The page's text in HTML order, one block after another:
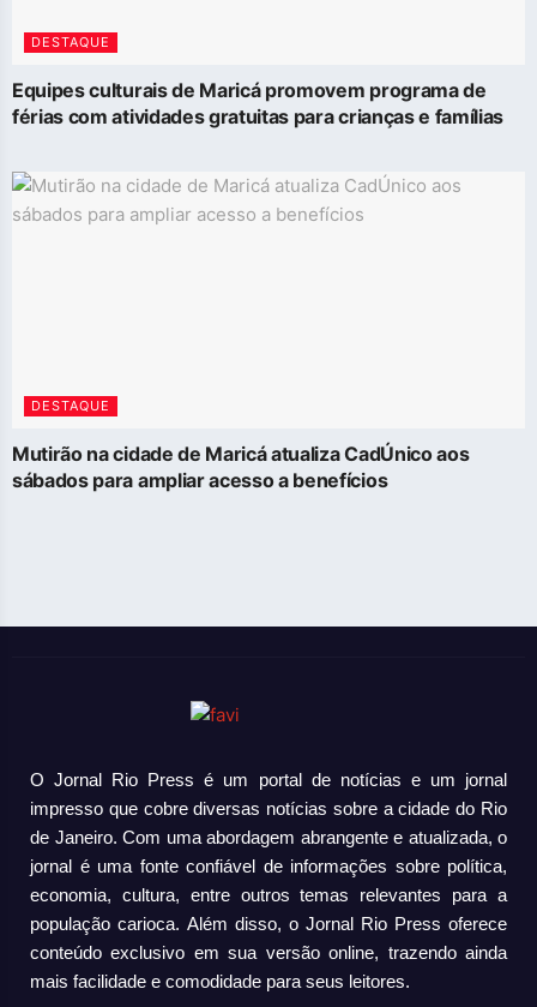
DESTAQUE
Equipes culturais de Maricá promovem programa de
férias com atividades gratuitas para crianças e famílias
DESTAQUE
Mutirão na cidade de Maricá atualiza CadÚnico aos
sábados para ampliar acesso a benefícios
O Jornal Rio Press é um portal de notícias e um jornal
impresso que cobre diversas notícias sobre a cidade do Rio
de Janeiro. Com uma abordagem abrangente e atualizada, o
jornal é uma fonte confiável de informações sobre política,
economia, cultura, entre outros temas relevantes para a
população carioca. Além disso, o Jornal Rio Press oferece
conteúdo exclusivo em sua versão online, trazendo ainda
mais facilidade e comodidade para seus leitores.